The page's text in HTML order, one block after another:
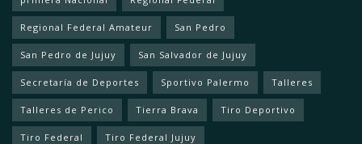
Regional Federal Amateur San Pedro
San Pedro de Jujuy San Salvador de Jujuy
Secretaría de Deportes Sportivo Palermo Talleres
Talleres de Perico Tierra Brava Tiro Deportivo
Tiro Federal Tiro Federal Jujuy